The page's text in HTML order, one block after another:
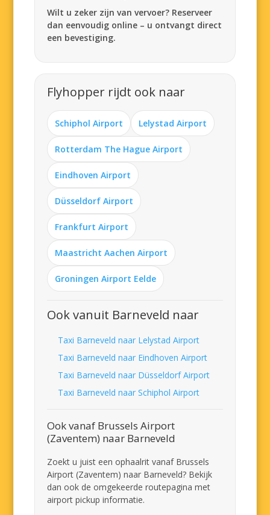
Wilt u zeker zijn van vervoer? Reserveer
dan eenvoudig online – u ontvangt direct
een bevestiging.
Flyhopper rijdt ook naar
Schiphol Airport Lelystad Airport
Rotterdam The Hague Airport
Eindhoven Airport
Düsseldorf Airport
Frankfurt Airport
Maastricht Aachen Airport
Groningen Airport Eelde
Ook vanuit Barneveld naar
Taxi Barneveld naar Lelystad Airport
Taxi Barneveld naar Eindhoven Airport
Taxi Barneveld naar Düsseldorf Airport
Taxi Barneveld naar Schiphol Airport
Ook vanaf Brussels Airport
(Zaventem) naar Barneveld
Zoekt u juist een ophaalrit vanaf Brussels
Airport (Zaventem) naar Barneveld? Bekijk
dan ook de omgekeerde routepagina met
airport pickup informatie.